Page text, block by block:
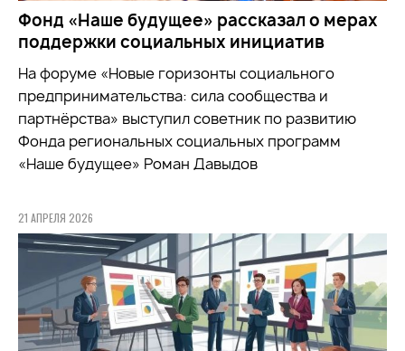
Фонд «Наше будущее» рассказал о мерах
поддержки социальных инициатив
На форуме «Новые горизонты социального
предпринимательства: сила сообщества и
партнёрства» выступил советник по развитию
Фонда региональных социальных программ
«Наше будущее» Роман Давыдов
21 АПРЕЛЯ 2026